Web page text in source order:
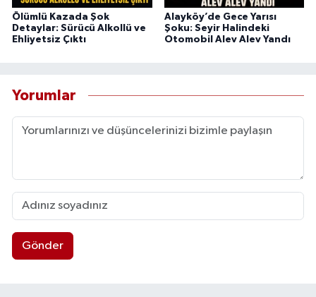
Ölümlü Kazada Şok
Detaylar: Sürücü Alkollü ve
Ehliyetsiz Çıktı
Alayköy’de Gece Yarısı
Şoku: Seyir Halindeki
Otomobil Alev Alev Yandı
Yorumlar
Gönder